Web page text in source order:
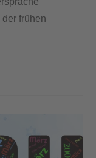
frühen